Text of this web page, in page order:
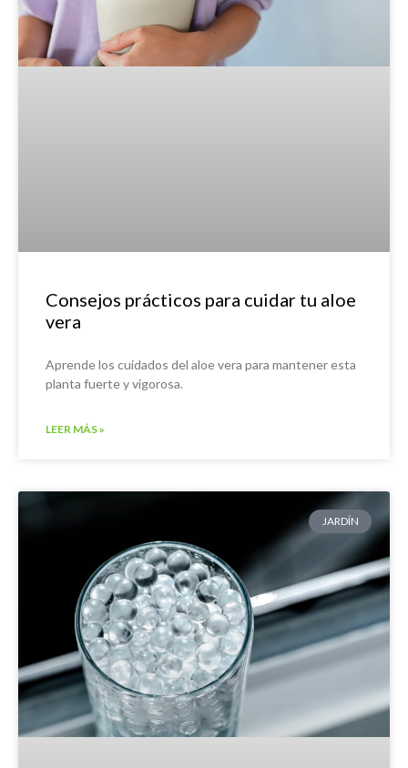
Consejos prácticos para cuidar tu aloe
vera
Aprende los cuidados del aloe vera para mantener esta
planta fuerte y vigorosa.
LEER MÁS »
JARDÍN